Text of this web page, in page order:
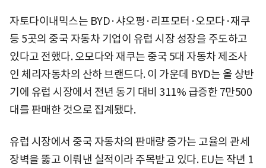
자토다이내믹스는 BYD·샤오펑·리프모터·오모다·재쿠
등 5곳의 중국 자동차 기업이 유럽 시장 성장을 주도하고
있다고 전했다. 오모다와 재쿠는 중국 5대 자동차 제조사
인 체리자동차의 산하 브랜드다. 이 가운데 BYD는 올 상반
기에 유럽 시장에서 전년 동기 대비 311% 급증한 7만500
대를 판매한 것으로 집계됐다.
유럽 시장에서 중국 자동차의 판매량 증가는 고율의 관세
장벽을 뚫고 이뤄낸 실적이라 주목받고 있다. EU는 작년 1